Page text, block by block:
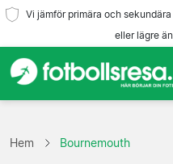
Vi jämför primära och
eller lägre
Lag
Hem Bournemouth